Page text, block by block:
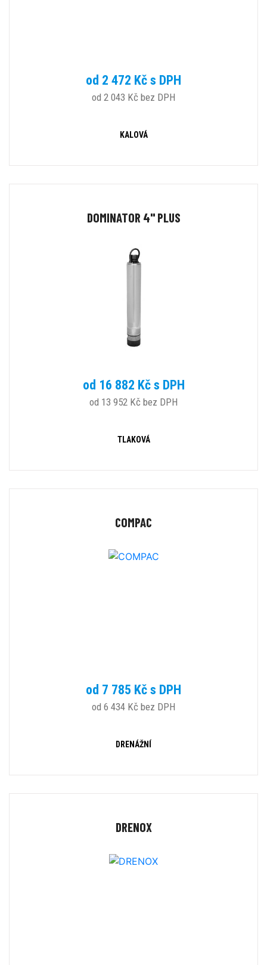
od 2 472 Kč s DPH
od 2 043 Kč bez DPH
KALOVÁ
DOMINATOR 4" PLUS
od 16 882 Kč s DPH
od 13 952 Kč bez DPH
TLAKOVÁ
COMPAC
od 7 785 Kč s DPH
od 6 434 Kč bez DPH
DRENÁŽNÍ
DRENOX